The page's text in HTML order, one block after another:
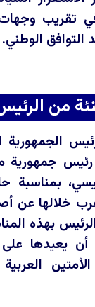
تقريب
الوطني.
من
الجمهورية
جمهورية
بمناسبة
1448، أعرب
بهذه
يعيدها على
العربية